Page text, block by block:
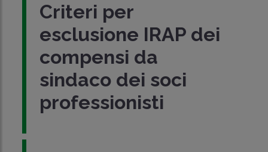
Criteri per
esclusione IRAP dei
compensi da
sindaco dei soci
professionisti